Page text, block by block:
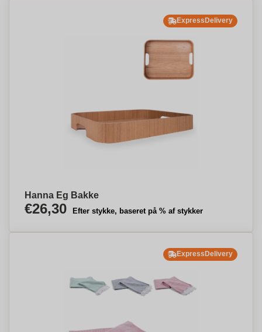
ExpressDelivery
Hanna Eg Bakke
€26,30 Efter stykke, baseret på % af stykker
ExpressDelivery